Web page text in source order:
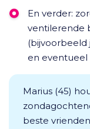
En verder:
ventilerende
(bijvoorbeeld
en eventueel
Marius (45)
beste